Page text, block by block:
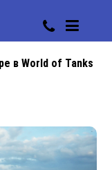
в World of Tanks